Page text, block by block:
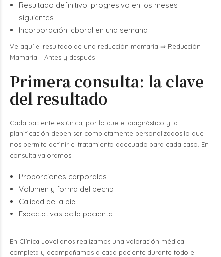
Resultado definitivo: progresivo en los meses
siguientes
Incorporación laboral en una semana
Ve aquí el resultado de una reducción mamaria ⇒ Reducción
Mamaria – Antes y después
Primera consulta: la clave
del resultado
Cada paciente es única, por lo que el diagnóstico y la
planificación deben ser completamente personalizados lo que
nos permite definir el tratamiento adecuado para cada caso. En
consulta valoramos:
Proporciones corporales
Volumen y forma del pecho
Calidad de la piel
Expectativas de la paciente
En Clínica Jovellanos realizamos una valoración médica
completa y acompañamos a cada paciente durante todo el